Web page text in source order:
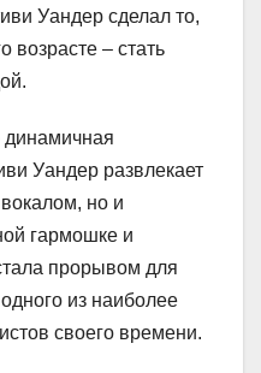
Уандер сделал то,
возрасте – стать
динамичная
Уандер развлекает
но и
гармошке и
прорывом для
из наиболее
своего времени.